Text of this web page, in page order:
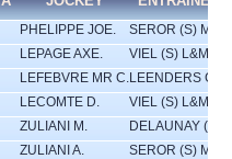
PHELIPPE JOE.
SEROR (S) M.
LEPAGE AXE.
VIEL (S) L&M.
LEFEBVRE MR C.LEENDERS
LECOMTE D.
VIEL (S) L&M.
ZULIANI M.
DELAUNAY (S)
ZULIANI A. SEROR (S) M.